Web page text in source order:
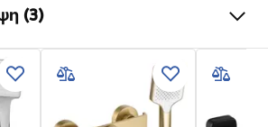
Χρυσό βουρτσισμένο
Ορείχαλκος , ABS
mm
(3)